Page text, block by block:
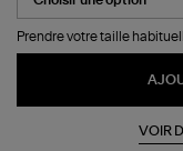
Prendre votre taille
VOIR